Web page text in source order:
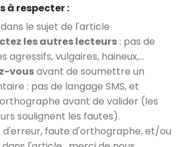
à respecter :
dans le sujet de l'article
les autres lecteurs : pas de
agressifs, vulgaires, haineux,…
vousavant de soumettre un
: pas de langage SMS, et
avant de valider (les
soulignent les fautes).
d'erreur, faute d'orthographe, et/ou